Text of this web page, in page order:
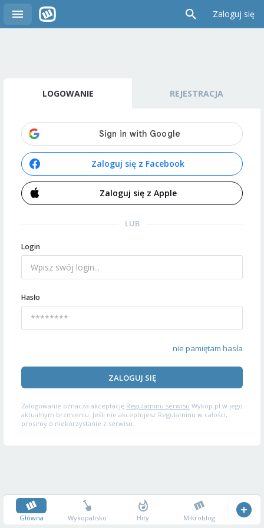
Zaloguj się
LOGOWANIE REJESTRACJA
Zaloguj się z Facebook
Zaloguj się z Apple
LUB
Login
Hasło
nie pamiętam hasła
ZALOGUJ SIĘ
Zalogowanie oznacza akceptację Regulaminu serwisu Wykop.pl w jego
aktualnym brzmieniu. Jeśli nie akceptujesz Regulaminu w całości,
prosimy o niekorzystanie z serwisu.
Główna Wykopalisko Hity Mikroblog